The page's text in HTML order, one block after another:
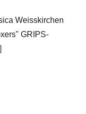
Weisskirchen
GRIPS-